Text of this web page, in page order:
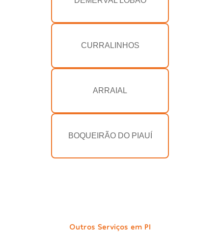
CURRALINHOS
ARRAIAL
BOQUEIRÃO DO PIAUÍ
Outros Serviços em PI